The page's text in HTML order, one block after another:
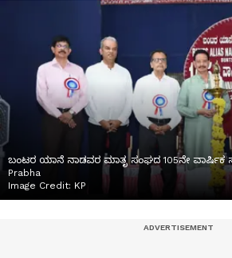
ಬಂಟರ ಯಾನೆ ನಾಡವರ ಮಾತೃ ಸಂಘದ 105ನೇ ವಾರ್ಷಿಕ
Prabha
Image Credit: KP